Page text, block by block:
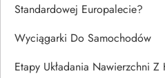
Standardowej Europalecie?
Wyciągarki Do Samochodów
Etapy Układania Nawierzchni Z